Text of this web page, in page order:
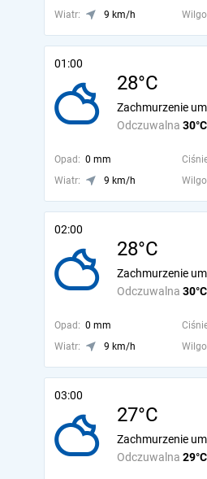
Wiatr:
9 km/h
01:00
28°C
Odczuwalna 30°C
Zachmurzenie
Opad: 0 mm
Wiatr:
9 km/h
02:00
28°C
Odczuwalna 30°C
Zachmurzenie
Opad: 0 mm
Wiatr:
9 km/h
03:00
27°C
Odczuwalna 29°C
Zachmurzenie